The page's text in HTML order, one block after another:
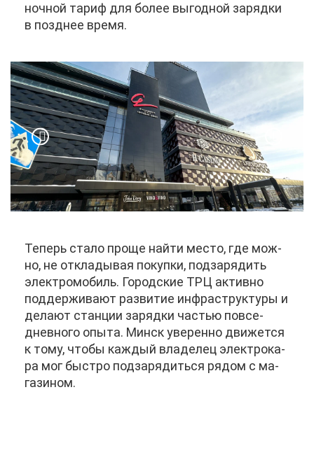
ноч­ной та­риф для бо­лее вы­год­ной за­ряд­ки
в позд­нее вре­мя.
Те­перь ста­ло про­ще най­ти ме­сто, где мож­
но, не от­кла­ды­вая по­куп­ки, под­за­ря­дить
элек­тро­мо­биль. Го­род­ские ТРЦ ак­тив­но
под­дер­жи­ва­ют раз­ви­тие ин­фра­струк­ту­ры и
де­ла­ют стан­ции за­ряд­ки ча­стью по­все­
днев­но­го опы­та. Минск уве­рен­но дви­жет­ся
к то­му, что­бы каж­дый вла­де­лец элек­тро­ка­
ра мог быст­ро под­за­ря­дить­ся ря­дом с ма­
га­зи­ном.